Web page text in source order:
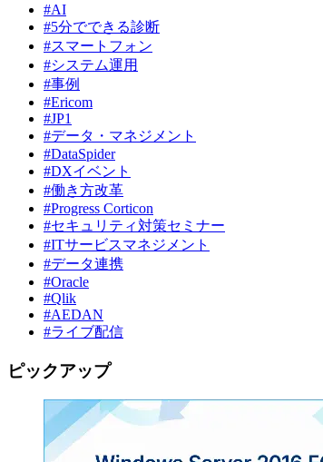
#AI
#5分でできる診断
#スマートフォン
#システム運用
#事例
#Ericom
#JP1
#データ・マネジメント
#DataSpider
#DXイベント
#働き方改革
#Progress Corticon
#セキュリティ対策セミナー
#ITサービスマネジメント
#データ連携
#Oracle
#Qlik
#AEDAN
#ライブ配信
ピックアップ